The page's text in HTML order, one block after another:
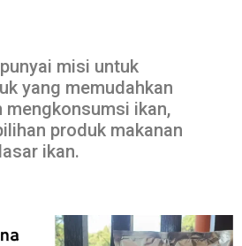
misi untuk
yang memudahkan
mengkonsumsi ikan,
produk makanan
dasar ikan.